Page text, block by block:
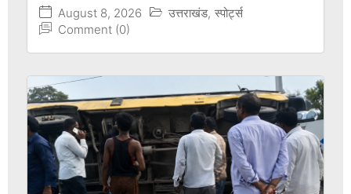
August 8, 2026 उत्तराखंड, स्पोर्ट्स
Comment (0)